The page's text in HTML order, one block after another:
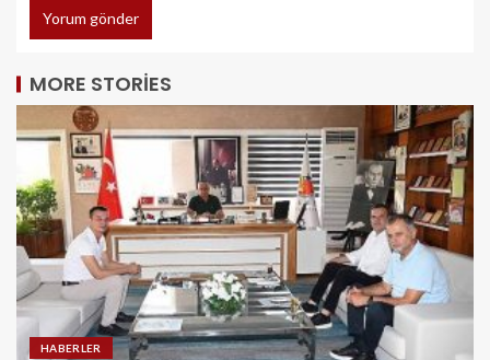
MORE STORIES
HABERLER